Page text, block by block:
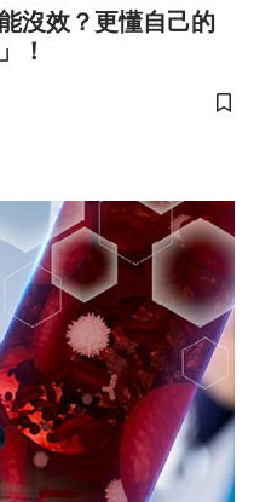
沒效？更懂自己的
！
儲